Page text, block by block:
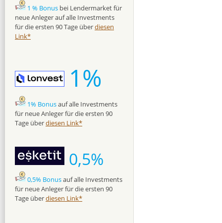
1 % Bonus bei Lendermarket für
neue Anleger auf alle Investments
für die ersten 90 Tage überdiesen
Link*
1%
1% Bonusauf alle Investments
für neue Anleger für die ersten 90
Tage überdiesen Link*
0,5%
0,5% Bonusauf alle Investments
für neue Anleger für die ersten 90
Tage überdiesen Link*